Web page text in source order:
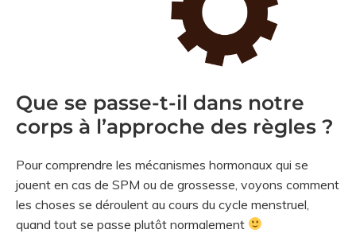
Que se passe-t-il dans notre
corps à l’approche des règles ?
Pour comprendre les mécanismes hormonaux qui se
jouent en cas de SPM ou de grossesse, voyons comment
les choses se déroulent au cours du cycle menstruel,
quand tout se passe plutôt normalement